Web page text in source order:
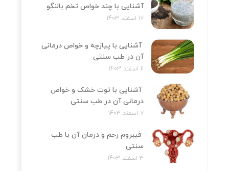
آشنایی با چند خواص تخم بالنگو
17 اسفند 1403
آشنایی با پیازچه و خواص درمانی
آن در طب سنتی
11 اسفند 1403
آشنایی با توت خشک و خواص
درمانی آن در طب سنتی
7 اسفند 1403
فیبروم رحم و درمان آن با طب
سنتی
3 اسفند 1403